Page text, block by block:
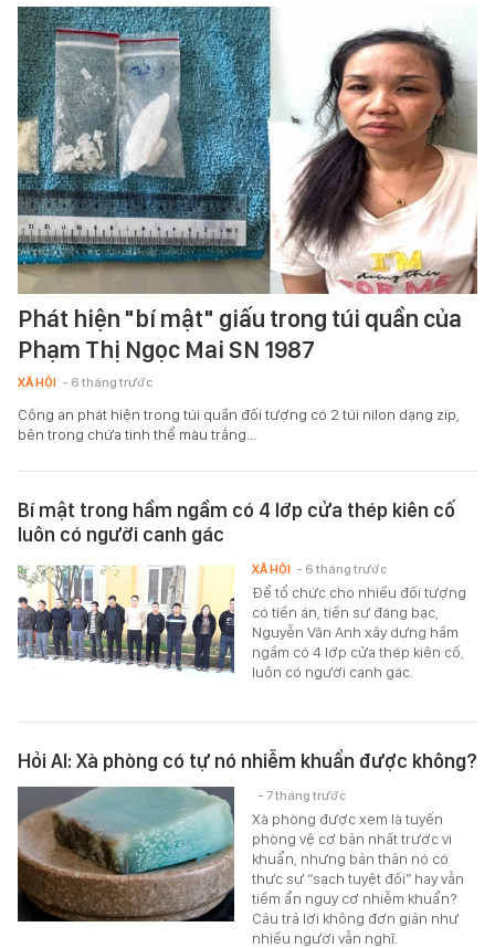
Phát hiện "bí mật" giấu trong túi quần của
Phạm Thị Ngọc Mai SN 1987
XÃ HỘI - 6 tháng trước
Công an phát hiện trong túi quần đối tượng có 2 túi nilon dạng zip,
bên trong chứa tinh thể màu trắng...
Bí mật trong hầm ngầm có 4 lớp cửa thép kiên cố
luôn có người canh gác
Để tổ chức cho nhiều đối tượng
có tiền án, tiền sự đáng bạc,
Nguyễn Văn Anh xây dựng hầm
ngầm có 4 lớp cửa thép kiên cố,
luôn có người canh gác.
XÃ HỘI - 6 tháng trước
Hỏi AI: Xà phòng có tự nó nhiễm khuẩn được không?
Xà phòng được xem là tuyến
phòng vệ cơ bản nhất trước vi
khuẩn, nhưng bản thân nó có
thực sự “sạch tuyệt đối” hay vẫn
tiềm ẩn nguy cơ nhiễm khuẩn?
Câu trả lời không đơn giản như
nhiều người vẫn nghĩ.
- 7 tháng trước